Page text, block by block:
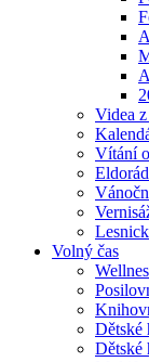
Videa
Vítání
Volný čas
Dětské
Dětské